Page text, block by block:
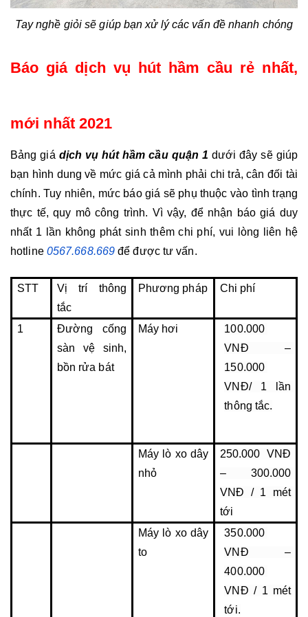
Tay nghề giỏi sẽ giúp bạn xử lý các vấn đề nhanh chóng
Báo giá dịch vụ hút hầm cầu rẻ nhất,
mới nhất 2021
Bảng giá dịch vụ hút hầm cầu quận 1 dưới đây sẽ giúp
bạn hình dung về mức giá cả mình phải chi trả, cân đối tài
chính. Tuy nhiên, mức báo giá sẽ phụ thuộc vào tình trạng
thực tế, quy mô công trình. Vì vậy, để nhận báo giá duy
nhất 1 lần không phát sinh thêm chi phí, vui lòng liên hệ
hotline 0567.668.669 để được tư vấn.
STT
Vị trí thông
tắc
Phương pháp Chi phí
1
Đường cống
sàn vệ sinh,
bồn rửa bát
Máy hơi
100.000
VNĐ –
150.000
VNĐ/ 1 lần
thông tắc.
Máy lò xo dây
nhỏ
250.000 VNĐ
– 300.000
VNĐ / 1 mét
tới
Máy lò xo dây
to
350.000
VNĐ –
400.000
VNĐ / 1 mét
tới.